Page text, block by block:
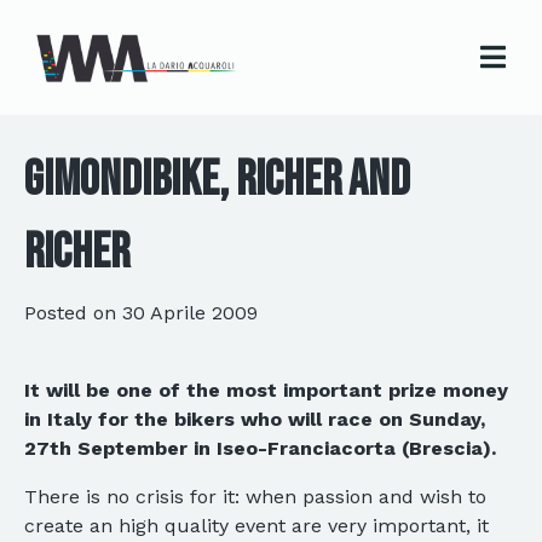
GIMONDIBIKE, RICHER AND
RICHER
Posted on 30 Aprile 2009
It will be one of the most important prize money
in Italy for the bikers who will race on Sunday,
27th September in Iseo-Franciacorta (Brescia).
There is no crisis for it: when passion and wish to
create an high quality event are very important, it